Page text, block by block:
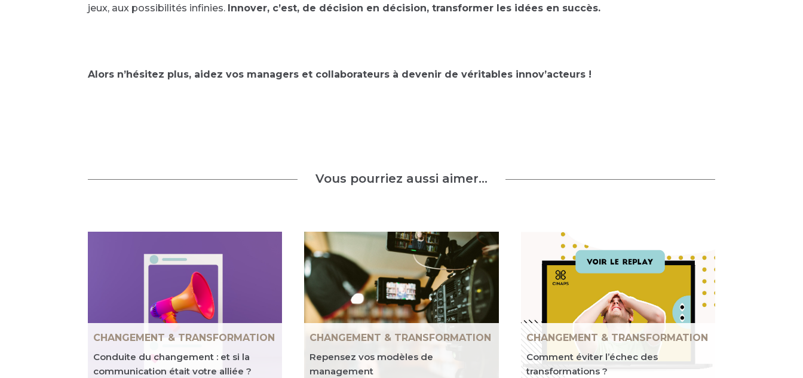
jeux, aux possibilités infinies. Innover, c’est, de décision en décision, transformer les idées en succès.
Alors n’hésitez plus, aidez vos managers et collaborateurs à devenir de véritables innov’acteurs !
Vous pourriez aussi aimer…
CHANGEMENT & TRANSFORMATION
Conduite du changement : et si la
communication était votre alliée ?
CHANGEMENT & TRANSFORMATION
Repensez vos modèles de
management
CHANGEMENT & TRANSFORMATION
Comment éviter l’échec des
transformations ?